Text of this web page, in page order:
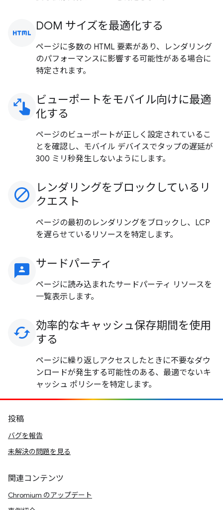
html DOM サイズを最適化する
ページに多数の HTML 要素があり、レンダリング
のパフォーマンスに影響する可能性がある場合に
特定されます。
pinch ビューポートをモバイル向けに最適
化する
ページのビューポートが正しく設定されているこ
とを確認し、モバイル デバイスでタップの遅延が
300 ミリ秒発生しないようにします。
block
レンダリングをブロックしているリ
クエスト
ページの最初のレンダリングをブロックし、LCP
を遅らせているリソースを特定します。
3p サードパーティ
ページに読み込まれたサードパーティ リソースを
一覧表示します。
cached 効率的なキャッシュ保存期間を使用
する
ページに繰り返しアクセスしたときに不要なダウ
ンロードが発生する可能性のある、最適でないキ
ャッシュ ポリシーを特定します。
投稿
バグを報告
未解決の問題を見る
関連コンテンツ
Chromium のアップデート